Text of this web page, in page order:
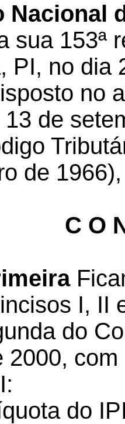
Nacional
sua 153ª
PI, no dia
no
13 de
de
C O
I, II
do
2000,
do